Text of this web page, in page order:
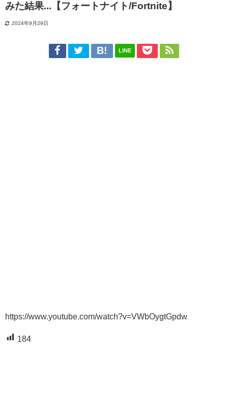
みた結果...【フォートナイト/Fortnite】
2024年9月29日
LINE
https://www.youtube.com/watch?v=VWbOygtGpdw
184